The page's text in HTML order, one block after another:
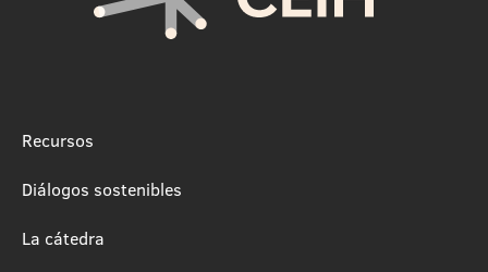
Recursos
Diálogos sostenibles
La cátedra